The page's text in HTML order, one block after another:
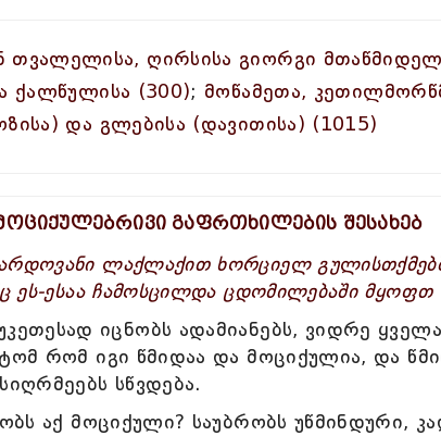
თვალელისა, ღირსისა გიორგი
ქალწულისა (300); მოწამეთა,
და გლებისა (დავითისა) (1015)
გაფრთხილების შესახებ
ლაქლაქით ხორციელ
ეს-ესაა ჩამოსცილდა ცდომილებაში
იცნობს ადამიანებს, ვიდრე
რომ იგი წმიდაა და მოციქულია, და
სწვდება.
აქ მოციქული? საუბრობს უწმინდური,